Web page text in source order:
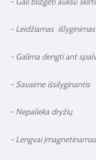
- Leidžiamas išlyginimas
- Galima dengti ant
- Savaime išsilyginantis
- Nepalieka dryžių
- Lengvai įmagnetinamas